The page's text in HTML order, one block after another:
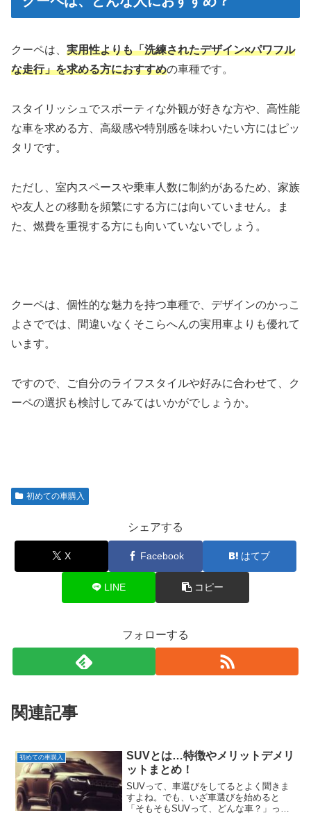
クーペは、 実用性よりも「洗練されたデザイン×パワフル
な走行」を求める方におすすめの車種です。
スタイリッシュでスポーティな外観が好きな方や、高性能
な車を求める方、高級感や特別感を味わいたい方にはピッ
タリです。
ただし、室内スペースや乗車人数に制約があるため、家族
や友人との移動を頻繁にする方には向いていません。ま
た、燃費を重視する方にも向いていないでしょう。
クーペは、個性的な魅力を持つ車種で、デザインのかっこ
よさででは、間違いなくそこらへんの実用車よりも優れて
います。
ですので、ご自分のライフスタイルや好みに合わせて、ク
ーペの選択も検討してみてはいかがでしょうか。
初めての車購入
シェアする
X Facebook はてブ
LINE コピー
フォローする
関連記事
初めての車購入
SUVとは…特徴やメリットデメリ
ットまとめ！
SUVって、車選びをしてるとよく聞きま
すよね。でも、いざ車選びを始めると
「そもそもSUVって、どんな車？」って